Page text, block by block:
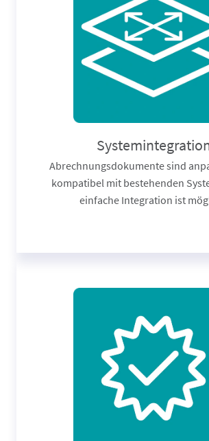
Abrechnungsdokumente sind
kompatibel mit bestehenden
einfache Integration ist